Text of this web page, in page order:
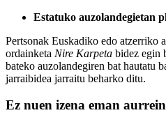
Estatuko auzolandegietan
Pertsonak Euskadiko edo atzerriko
ordainketa Nire Karpeta bidez egin
bateko auzolandegiren bat hautatu
jarraibidea jarraitu beharko ditu.
Ez nuen izena eman